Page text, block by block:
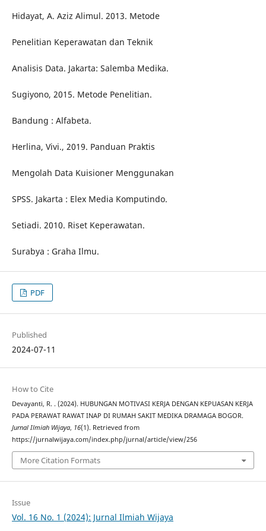
Hidayat, A. Aziz Alimul. 2013. Metode
Penelitian Keperawatan dan Teknik
Analisis Data. Jakarta: Salemba Medika.
Sugiyono, 2015. Metode Penelitian.
Bandung : Alfabeta.
Herlina, Vivi., 2019. Panduan Praktis
Mengolah Data Kuisioner Menggunakan
SPSS. Jakarta : Elex Media Komputindo.
Setiadi. 2010. Riset Keperawatan.
Surabya : Graha Ilmu.
PDF
Published
2024-07-11
How to Cite
Devayanti, R. . (2024). HUBUNGAN MOTIVASI KERJA DENGAN KEPUASAN KERJA
PADA PERAWAT RAWAT INAP DI RUMAH SAKIT MEDIKA DRAMAGA BOGOR.
Jurnal Ilmiah Wijaya, 16(1). Retrieved from
https://jurnalwijaya.com/index.php/jurnal/article/view/256
More Citation Formats
Issue
Vol. 16 No. 1 (2024): Jurnal Ilmiah Wijaya